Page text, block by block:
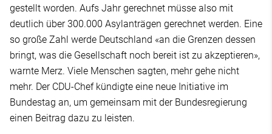
gestellt worden. Aufs Jahr gerechnet müsse also mit
deutlich über 300.000 Asylanträgen gerechnet werden. Eine
so große Zahl werde Deutschland «an die Grenzen dessen
bringt, was die Gesellschaft noch bereit ist zu akzeptieren»,
warnte Merz. Viele Menschen sagten, mehr gehe nicht
mehr. Der CDU-Chef kündigte eine neue Initiative im
Bundestag an, um gemeinsam mit der Bundesregierung
einen Beitrag dazu zu leisten.